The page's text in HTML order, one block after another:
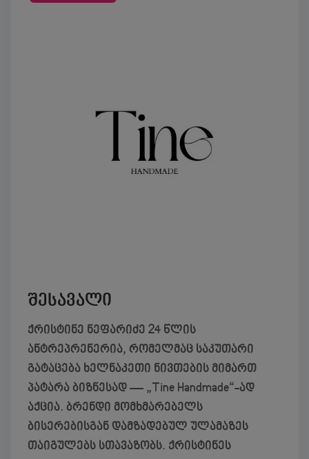
შესავალი
ქრისტინე ნეფარიძე 24 წლის
ანტრეპრენერია, რომელმაც საკუთარი
გატაცება ხელნაკეთი ნივთების მიმართ
პატარა ბიზნესად — „Tine Handmade“-ად
აქცია. ბრენდი მომხმარებელს
ბისერებისგან დამზადებულ ულამაზეს
თაიგულებს სთავაზობს. ქრისტინეს